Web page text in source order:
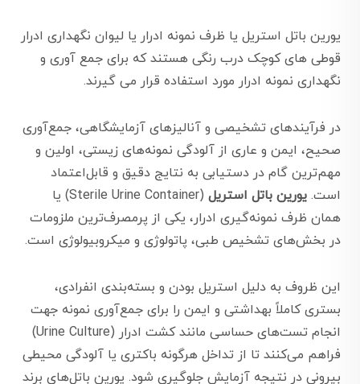
یورین باتل استریل یا ظرف نمونه ادرار یا لیوان نگهداری ادرار
قوطی های کوچک درب رنگی هستند که برای جمع آوری و
نگهداری نمونه ادرار مورد استفاده قرار می گیرند.
در فرآیندهای تشخیصی و آنالیزهای آزمایشگاهی، جمع‌آوری
صحیح، ایمن و عاری از آلودگی نمونه‌های زیستی، اولین و
مهم‌ترین گام در دستیابی به نتایج دقیق و قابل‌اعتماد
است. یورین باتل استریل
(Sterile Urine Container) یا
همان ظرف نمونه‌گیری ادرار، یکی از پرمصرف‌ترین ملزومات
در بخش‌های تشخیص طبی، پاتولوژی و میکروبیولوژی است.
این ظروف به دلیل استریل بودن و بسته‌بندی انفرادی،
بستری کاملاً بهداشتی و ایمن را برای جمع‌آوری نمونه جهت
انجام تست‌های حساسی مانند کشت ادرار (Urine Culture)
فراهم می‌کنند تا از تداخل هرگونه باکتری یا آلودگی محیطی
بیرونی در نتیجه آزمایش جلوگیری شود. یورین باتل‌های برند